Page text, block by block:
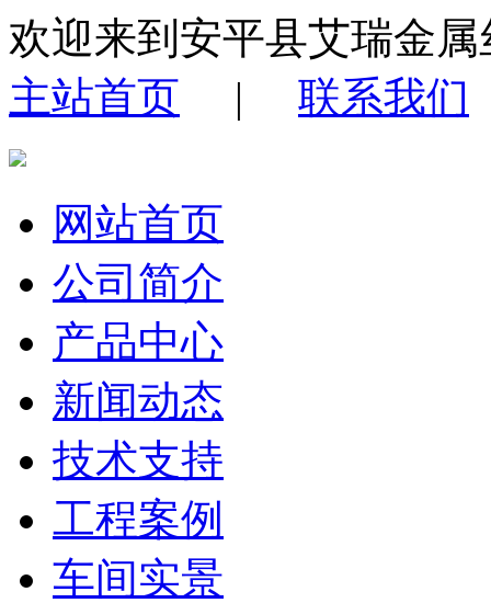
欢迎来到安平县艾瑞金
主站首页 | 联系我们
网站首页
公司简介
产品中心
新闻动态
技术支持
工程案例
车间实景